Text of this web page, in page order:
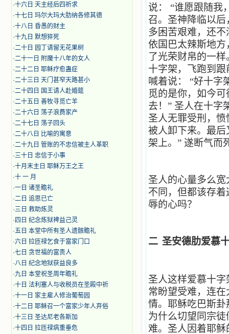
·十六日 天主经后四祈求
·十七日 玛尔大玛大肋纳各修其德
·十八日 昏愚的财主
·十九日 默想猝死
·二十日 园丁请留无花果树
·二十一日 附魔十八年的女人
·二十二日 耶稣疗愈蛊症
·二十三日 天门甚窄天路甚小
·二十四日 国王请人赴婚筵
·二十五日 善牧寻觅亡羊
·二十六日 荡子浪费家产
·二十七日 荡子回头
·二十八日 比喻的寓意
·二十九日 管账的不忠信被主人革职
·三十日 忠信于小事
·十月末主日 耶稣万王之王
·十 一 月
·一日 诸圣瞻礼
·二日 追思已亡
·三日 救助炼灵
· 四日 纪念炼狱裨益己灵
·五日 本堂中所有圣人遗骸瞻礼
·六日 拉匝禄乞食于富家门口
·七日 贪世福的富贵人
·八日 纪念地狱获益良多
·九日 本堂祝圣周年瞻礼
·十日 法利塞人与收税员在圣殿中祈
·十一日 家主雇人修治葡萄园
·十二日 耶稣召一个富家少年人弃俗
·十三日 圣达尼老各斯加
·十四日 拉匝禄病重垂危
说：
“谁愿跟随我
召。圣神降临以
多困苦艰难，还
依国巴太辣斯地
了光荣财帛的一
十字架，飞跑到
喊着说：
“好十字
觅的是你，如今
去！” 圣人在十字
圣人无罪受刑，
被人卸下来。最
架上。” 遂断气而
圣人的心量多么
不同，但都该存
辱的心吗？
二 圣安德肋爱慕
圣人这样爱慕十
常盼望受难，连
情。耶稣吃巴斯
为什么切望同宗
难。圣人因着耶